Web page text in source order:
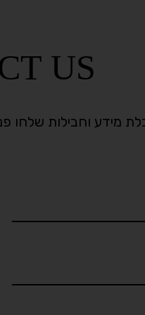
US
מידע וחבילות שלחו